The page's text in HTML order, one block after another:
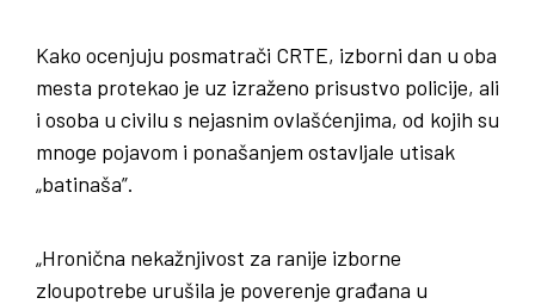
Kako ocenjuju posmatrači CRTE, izborni dan u oba
mesta protekao je uz izraženo prisustvo policije, ali
i osoba u civilu s nejasnim ovlašćenjima, od kojih su
mnoge pojavom i ponašanjem ostavljale utisak
„batinaša”.
„Hronična nekažnjivost za ranije izborne
zloupotrebe urušila je poverenje građana u